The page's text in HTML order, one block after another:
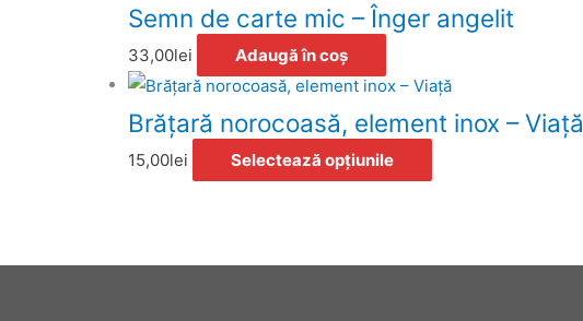
Semn de carte mic – Înger angelit
33,00lei Adaugă în coș
Brăţară norocoasă, element inox – Viaţă
15,00lei Selectează opțiunile